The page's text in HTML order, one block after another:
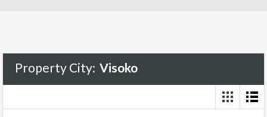
Property City: Visoko